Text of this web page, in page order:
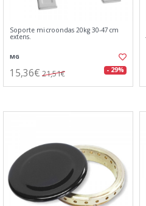
Soporte microondas 20kg 30-47cm
extens.
MG
15,36€ 21,51€ - 29%